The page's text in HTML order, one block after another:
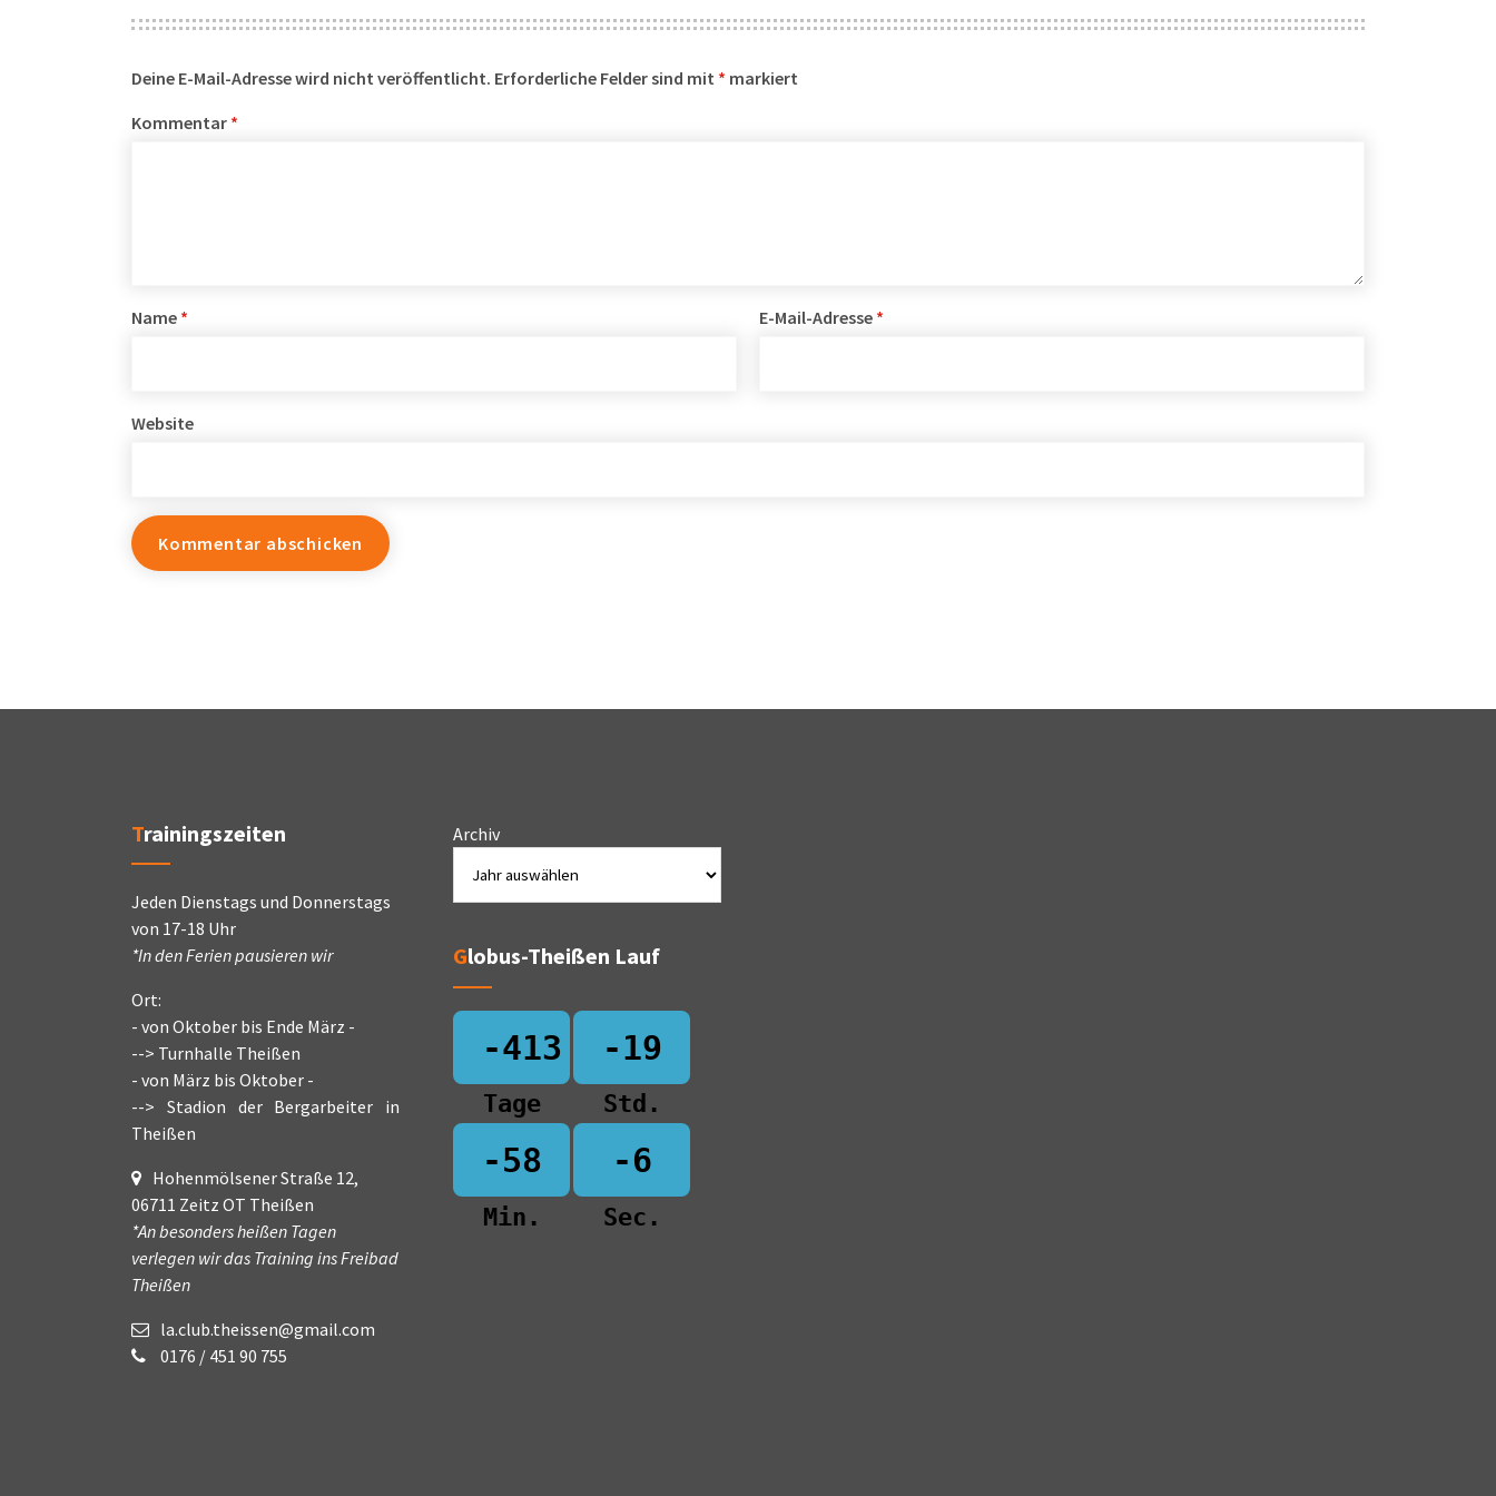
Deine E-Mail-Adresse wird nicht veröffentlicht. Erforderliche Felder sind mit * markiert
Kommentar *
Name * E-Mail-Adresse *
Website
Trainingszeiten
Jeden Dienstags und Donnerstags
von 17-18 Uhr
*In den Ferien pausieren wir
Ort:
- von Oktober bis Ende März -
--> Turnhalle Theißen
- von März bis Oktober -
--> Stadion der Bergarbeiter in
Theißen
Hohenmölsener Straße 12,
06711 Zeitz OT Theißen
*An besonders heißen Tagen
verlegen wir das Training ins Freibad
Theißen
la.club.theissen@gmail.com
0176 / 451 90 755
Archiv
Globus-Theißen Lauf
-413
Tage
-19
Std.
-58
Min.
-6
Sec.